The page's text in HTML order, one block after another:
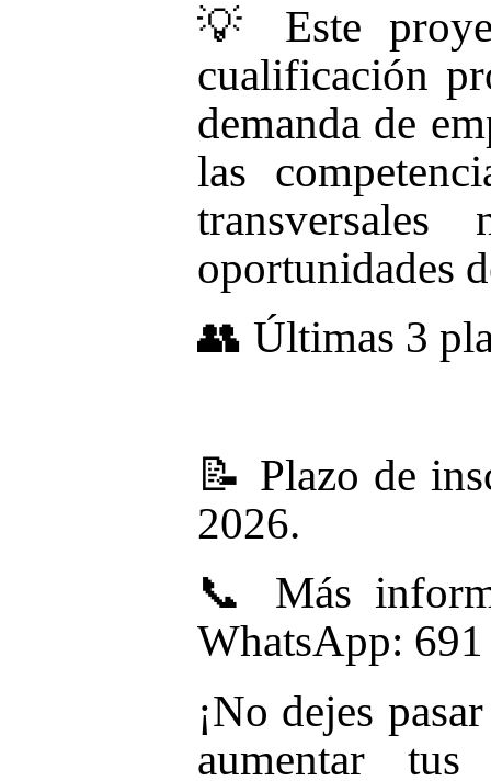
💡 Este
cualificación
demanda de
las
oportunidades
👥 Últimas 3
📝 Plazo de
2026.
📞 Más
WhatsApp:
¡No dejes
aumentar